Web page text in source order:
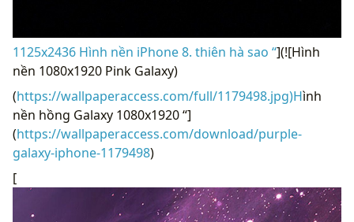
1125x2436 Hình nền iPhone 8. thiên hà sao “](![Hình
nền 1080x1920 Pink Galaxy)
(https://wallpaperaccess.com/full/1179498.jpg)Hình
nền hồng Galaxy 1080x1920 “]
(https://wallpaperaccess.com/download/purple-
galaxy-iphone-1179498)
[